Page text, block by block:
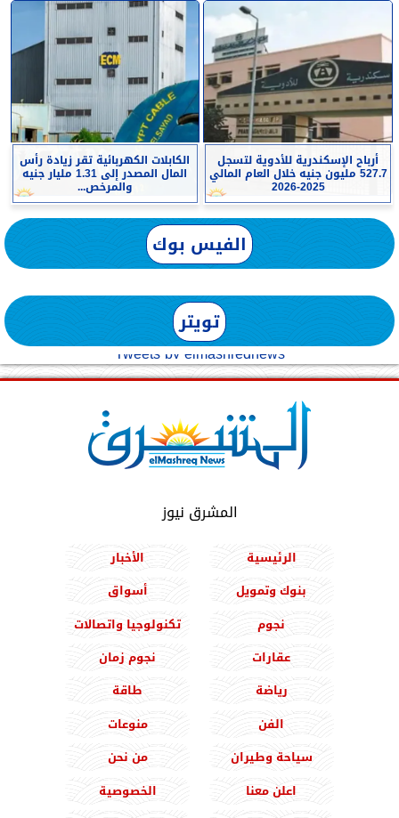
أرباح الإسكندرية للأدوية لتسجل
527.7 مليون جنيه خلال العام المالي
2025-2026
الكابلات الكهربائية تقر زيادة رأس
المال المصدر إلى 1.31 مليار جنيه
والمرخص...
الفيس بوك
تويتر
Tweets by elmashreqnews
المشرق نيوز
الرئيسية
الأخبار
بنوك وتمويل
أسواق
نجوم
تكنولوجيا واتصالات
عقارات
نجوم زمان
رياضة
طاقة
الفن
منوعات
سياحة وطيران
من نحن
اعلن معنا
الخصوصية